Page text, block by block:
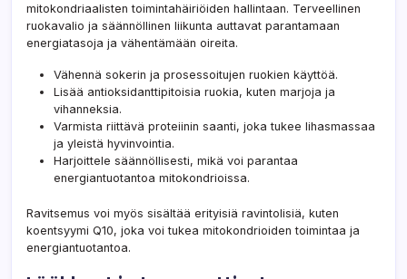
mitokondriaalisten toimintahäiriöiden hallintaan. Terveellinen
ruokavalio ja säännöllinen liikunta auttavat parantamaan
energiatasoja ja vähentämään oireita.
Vähennä sokerin ja prosessoitujen ruokien käyttöä.
Lisää antioksidanttipitoisia ruokia, kuten marjoja ja
vihanneksia.
Varmista riittävä proteiinin saanti, joka tukee lihasmassaa
ja yleistä hyvinvointia.
Harjoittele säännöllisesti, mikä voi parantaa
energiantuotantoa mitokondrioissa.
Ravitsemus voi myös sisältää erityisiä ravintolisiä, kuten
koentsyymi Q10, joka voi tukea mitokondrioiden toimintaa ja
energiantuotantoa.